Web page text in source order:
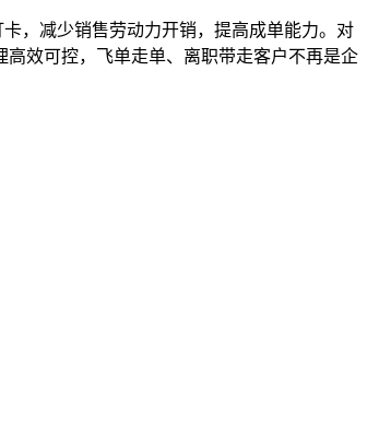
，减少销售劳动力开销，提高成单能力。对
效可控，飞单走单、离职带走客户不再是企